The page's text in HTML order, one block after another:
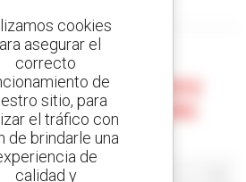
en 21St Century
- Cheyenne Wells
cookies
asegurar el
correcto
de
sitio, para
el tráfico con
de brindarle una
de
calidad y